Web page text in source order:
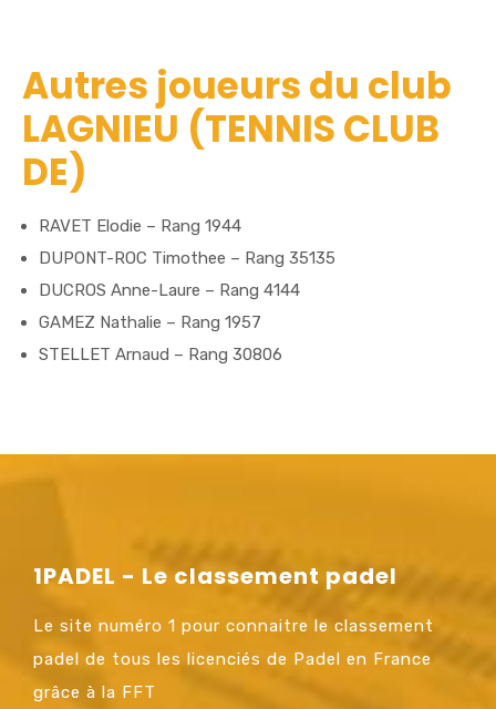
Autres joueurs du club
LAGNIEU (TENNIS CLUB
DE)
RAVET Elodie – Rang 1944
DUPONT-ROC Timothee – Rang 35135
DUCROS Anne-Laure – Rang 4144
GAMEZ Nathalie – Rang 1957
STELLET Arnaud – Rang 30806
1PADEL - Le classement padel
Le site numéro 1 pour connaitre le classement
padel de tous les licenciés de Padel en France
grâce à la FFT